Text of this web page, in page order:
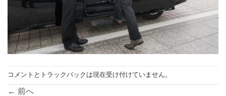
コメントとトラックバックは現在受け付けていません。
← 前へ